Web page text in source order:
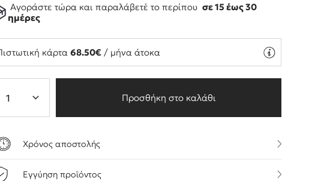
Αγοράστε τώρα και παραλάβετέ το περίπου σε 15 έως 30
ημέρες
κάρτα68.50€ / μήνα άτοκα
Προσθήκη στο καλάθι
Χρόνος αποστολής
Εγγύηση προϊόντος